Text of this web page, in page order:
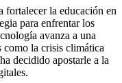
fortalecer la educación en
para enfrentar los
avanza a una
como la crisis climática
decidido apostarle a la